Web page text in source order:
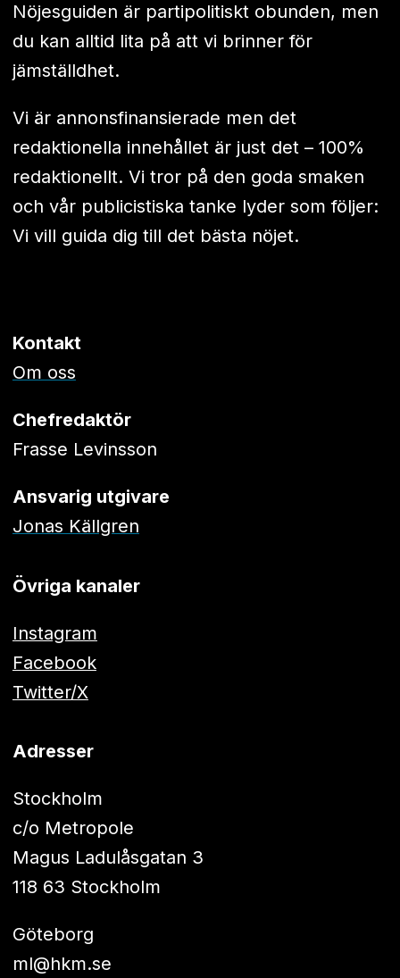
Nöjesguiden är partipolitiskt obunden, men
du kan alltid lita på att vi brinner för
jämställdhet.
Vi är annonsfinansierade men det
redaktionella innehållet är just det – 100%
redaktionellt. Vi tror på den goda smaken
och vår publicistiska tanke lyder som följer:
Vi vill guida dig till det bästa nöjet.
Kontakt
Om oss
Chefredaktör
Frasse Levinsson
Ansvarig utgivare
Jonas Källgren
Övriga kanaler
Instagram
Facebook
Twitter/X
Adresser
Stockholm
c/o Metropole
Magus Ladulåsgatan 3
118 63 Stockholm
Göteborg
ml@hkm.se